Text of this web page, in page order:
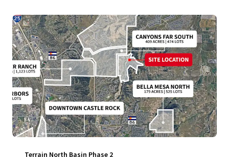
Terrain North Basin Phase 2